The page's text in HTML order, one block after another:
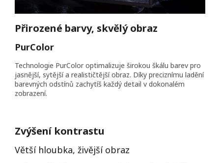
Přirozené barvy, skvělý obraz
PurColor
Technologie PurColor optimalizuje širokou škálu barev pro
jasnější, sytější a realističtější obraz. Díky preciznímu ladění
barevných odstínů zachytíš každý detail v dokonalém
zobrazení.
Zvýšení kontrastu
Větší hloubka, živější obraz